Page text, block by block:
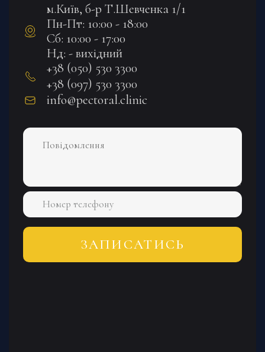
м.Київ, б-р Т.Шевченка 1/1
Пн-Пт: 10:00 - 18:00
Сб: 10:00 - 17:00
Нд: - вихідний
+38 (050) 530 3300
+38 (097) 530 3300
info@pectoral.clinic